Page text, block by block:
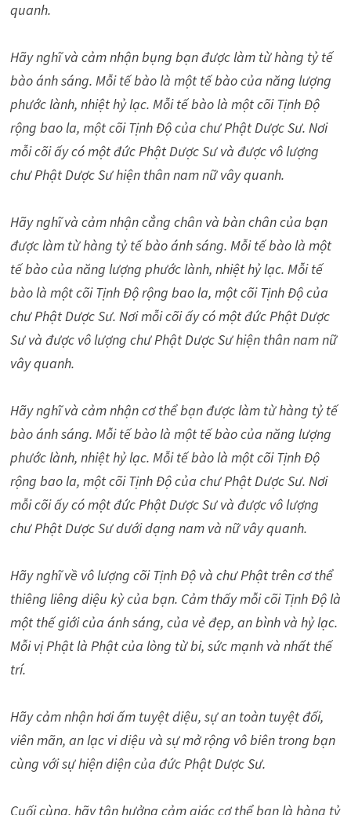
quanh.
Hãy nghĩ và cảm nhận bụng bạn được làm từ hàng tỷ tế
bào ánh sáng. Mỗi tế bào là một tế bào của năng lượng
phước lành, nhiệt hỷ lạc. Mỗi tế bào là một cõi Tịnh Độ
rộng bao la, một cõi Tịnh Độ của chư Phật Dược Sư. Nơi
mỗi cõi ấy có một đức Phật Dược Sư và được vô lượng
chư Phật Dược Sư hiện thân nam nữ vây quanh.
Hãy nghĩ và cảm nhận cẳng chân và bàn chân của bạn
được làm từ hàng tỷ tế bào ánh sáng. Mỗi tế bào là một
tế bào của năng lượng phước lành, nhiệt hỷ lạc. Mỗi tế
bào là một cõi Tịnh Độ rộng bao la, một cõi Tịnh Độ của
chư Phật Dược Sư. Nơi mỗi cõi ấy có một đức Phật Dược
Sư và được vô lượng chư Phật Dược Sư hiện thân nam nữ
vây quanh.
Hãy nghĩ và cảm nhận cơ thể bạn được làm từ hàng tỷ tế
bào ánh sáng. Mỗi tế bào là một tế bào của năng lượng
phước lành, nhiệt hỷ lạc. Mỗi tế bào là một cõi Tịnh Độ
rộng bao la, một cõi Tịnh Độ của chư Phật Dược Sư. Nơi
mỗi cõi ấy có một đức Phật Dược Sư và được vô lượng
chư Phật Dược Sư dưới dạng nam và nữ vây quanh.
Hãy nghĩ về vô lượng cõi Tịnh Độ và chư Phật trên cơ thể
thiêng liêng diệu kỳ của bạn. Cảm thấy mỗi cõi Tịnh Độ là
một thế giới của ánh sáng, của vẻ đẹp, an bình và hỷ lạc.
Mỗi vị Phật là Phật của lòng từ bi, sức mạnh và nhất thế
trí.
Hãy cảm nhận hơi ấm tuyệt diệu, sự an toàn tuyệt đối,
viên mãn, an lạc vi diệu và sự mở rộng vô biên trong bạn
cùng với sự hiện diện của đức Phật Dược Sư.
Cuối cùng, hãy tận hưởng cảm giác cơ thể bạn là hàng tỷ